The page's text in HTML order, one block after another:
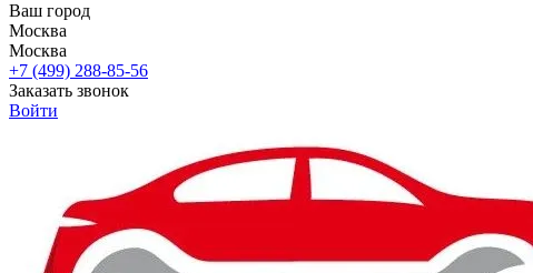
Ваш город
Москва
Москва
+7 (499) 288-85-56
Заказать звонок
Войти